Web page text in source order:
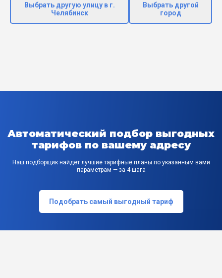
Выбрать другую улицу в г.
Челябинск
Выбрать другой
город
Автоматический подбор выгодных
тарифов по вашему адресу
Наш подборщик найдет лучшие тарифные планы по указанным вами
параметрам — за 4 шага
Подобрать самый выгодный тариф